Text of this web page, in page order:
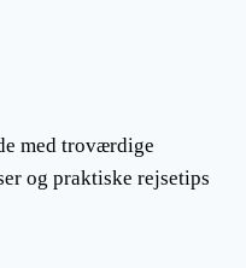
med troværdige
og praktiske rejsetips